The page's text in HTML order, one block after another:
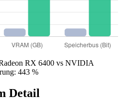
RX 6400 vs NVIDIA
443 %
Detail